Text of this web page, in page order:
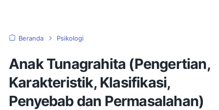
Beranda Psikologi
Anak Tunagrahita (Pengertian,
Karakteristik, Klasifikasi,
Penyebab dan Permasalahan)